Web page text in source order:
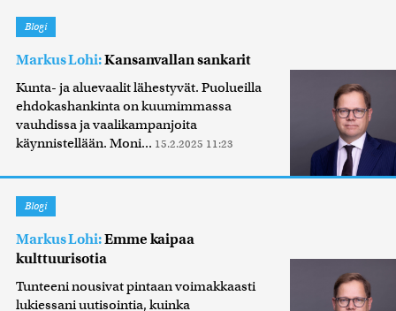
Blogi
Markus Lohi:Kansanvallan sankarit
Kunta- ja aluevaalit lähestyvät. Puolueilla
ehdokashankinta on kuumimmassa
vauhdissa ja vaalikampanjoita
käynnistellään. Moni... 15.2.2025 11:23
Blogi
Markus Lohi:Emme kaipaa
kulttuurisotia
Tunteeni nousivat pintaan voimakkaasti
lukiessani uutisointia, kuinka